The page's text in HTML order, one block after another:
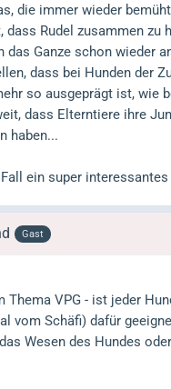
die immer wieder
dass Rudel zusammen zu
das Ganze schon wieder
dass bei Hunden der
so ausgeprägt ist, wie
dass Elterntiere ihre
haben...
ein super interessantes
Gast
Thema VPG - ist jeder
vom Schäfi) dafür
Wesen des Hundes